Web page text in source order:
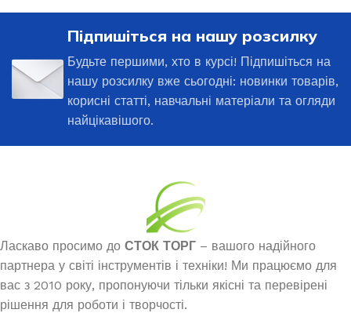
Підпишіться на нашу розсилку
Будьте першими, хто в курсі! Підпишіться на
нашу розсилку вже сьогодні: новинки товарів,
корисні статті, навчальні матеріали та огляди
найцікавішого.
Ласкаво просимо до СТОК ТОРГ – вашого надійного
партнера у світі інструментів і техніки! Ми працюємо для
вас з 2010 року, пропонуючи тільки якісні та перевірені
рішення для роботи і творчості.